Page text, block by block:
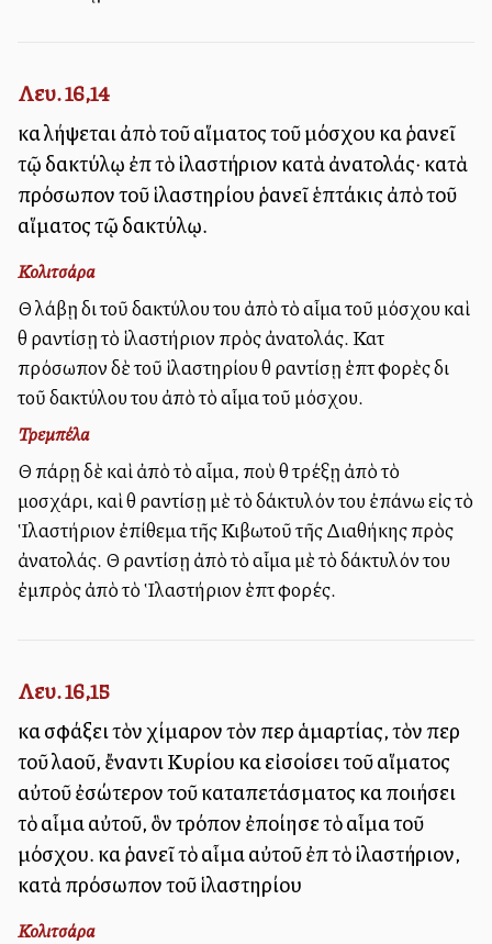
Λευ. 16,14
καὶ λήψεται ἀπὸ τοῦ αἵματος τοῦ μόσχου καὶ ῥανεῖ
τῷ δακτύλῳ ἐπὶ τὸ ἱλαστήριον κατὰ ἀνατολάς· κατὰ
πρόσωπον τοῦ ἱλαστηρίου ῥανεῖ ἑπτάκις ἀπὸ τοῦ
αἵματος τῷ δακτύλῳ.
Κολιτσάρα
Θὰ λάβῃ διὰ τοῦ δακτύλου του ἀπὸ τὸ αἷμα τοῦ μόσχου καὶ
θὰ ραντίσῃ τὸ ἱλαστήριον πρὸς ἀνατολάς. Κατὰ
πρόσωπον δὲ τοῦ ἱλαστηρίου θὰ ραντίσῃ ἑπτὰ φορὲς διὰ
τοῦ δακτύλου του ἀπὸ τὸ αἷμα τοῦ μόσχου.
Τρεμπέλα
Θὰ πάρῃ δὲ καὶ ἀπὸ τὸ αἷμα, ποὺ θὰ τρέξῃ ἀπὸ τὸ
μοσχάρι, καὶ θὰ ραντίσῃ μὲ τὸ δάκτυλόν του ἐπάνω εἰς τὸ
Ἱλαστήριον ἐπίθεμα τῆς Κιβωτοῦ τῆς Διαθήκης πρὸς
ἀνατολάς. Θὰ ραντίσῃ ἀπὸ τὸ αἷμα μὲ τὸ δάκτυλόν του
ἐμπρὸς ἀπὸ τὸ Ἱλαστήριον ἑπτὰ φορές.
Λευ. 16,15
καὶ σφάξει τὸν χίμαρον τὸν περὶ ἁμαρτίας, τὸν περὶ
τοῦ λαοῦ, ἔναντι Κυρίου καὶ εἰσοίσει τοῦ αἵματος
αὐτοῦ ἐσώτερον τοῦ καταπετάσματος καὶ ποιήσει
τὸ αἷμα αὐτοῦ, ὃν τρόπον ἐποίησε τὸ αἷμα τοῦ
μόσχου. καὶ ῥανεῖ τὸ αἷμα αὐτοῦ ἐπὶ τὸ ἱλαστήριον,
κατὰ πρόσωπον τοῦ ἱλαστηρίου
Κολιτσάρα